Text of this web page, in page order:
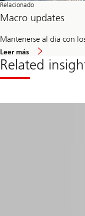
Relacionado
Macro updates
Mantenerse al dia con
Leer más
Macro
updates
Related